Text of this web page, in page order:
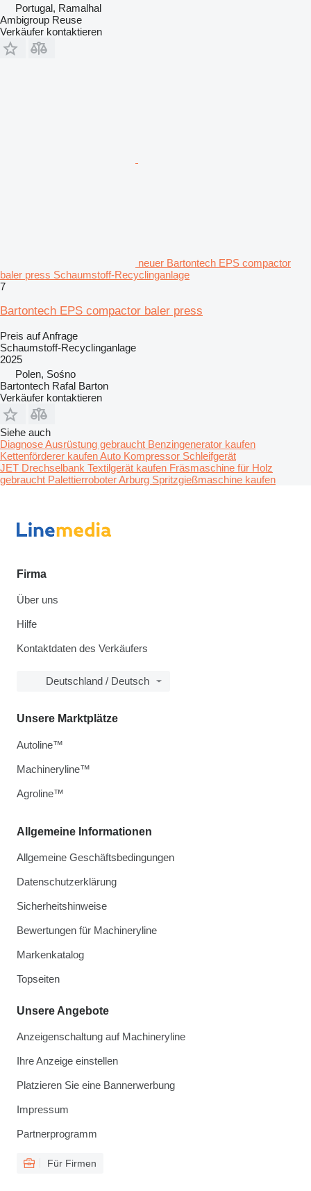
Portugal, Ramalhal
Ambigroup Reuse
Verkäufer kontaktieren
neuer Bartontech EPS compactor
baler press Schaumstoff-Recyclinganlage
7
Bartontech EPS compactor baler press
Preis auf Anfrage
Schaumstoff-Recyclinganlage
2025
Polen, Sośno
Bartontech Rafal Barton
Verkäufer kontaktieren
Siehe auch
Diagnose Ausrüstung gebraucht Benzingenerator kaufen
Kettenförderer kaufenAuto Kompressor Schleifgerät
JET Drechselbank Textilgerät kaufen Fräsmaschine für Holz
gebraucht PalettierroboterArburg Spritzgießmaschine kaufen
Firma
Über uns
Hilfe
Kontaktdaten des Verkäufers
Deutschland / Deutsch
Allgemeine Informationen
Allgemeine Geschäftsbedingungen
Datenschutzerklärung
Sicherheitshinweise
Bewertungen für Machineryline
Markenkatalog
Topseiten
Unsere Angebote
Anzeigenschaltung auf Machineryline
Ihre Anzeige einstellen
Platzieren Sie eine Bannerwerbung
Impressum
Partnerprogramm
Für Firmen
Unsere Marktplätze
Autoline™
Machineryline™
Agroline™